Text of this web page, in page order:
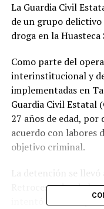
La Guardia Civil
de un grupo delictivo
droga en la Huasteca
Como parte del
interinstitucional y
implementadas en
Guardia Civil Estatal
27 años de edad,
acuerdo con labores
objetivo criminal.
La detención se
Retroceso, donde
intentó evadir la